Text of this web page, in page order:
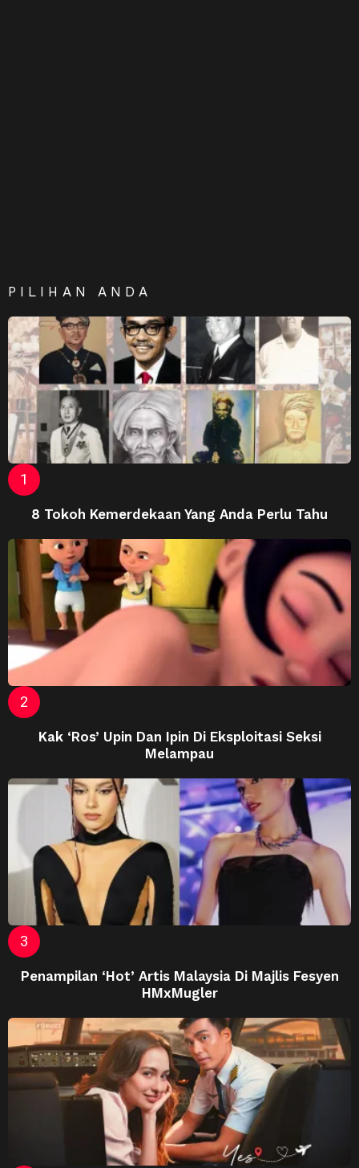
PILIHAN ANDA
8 Tokoh Kemerdekaan Yang Anda Perlu Tahu
Kak ‘Ros’ Upin Dan Ipin Di Eksploitasi Seksi
Melampau
Penampilan ‘Hot’ Artis Malaysia Di Majlis Fesyen
HMxMugler